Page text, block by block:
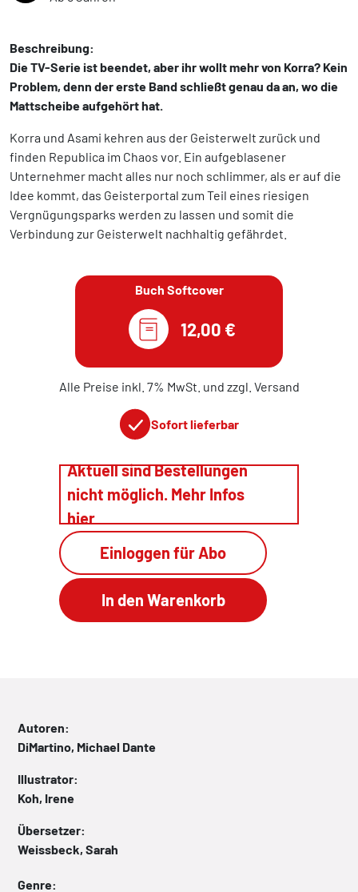
Beschreibung:
Die TV-Serie ist beendet, aber ihr wollt mehr von Korra? Kein
Problem, denn der erste Band schließt genau da an, wo die
Mattscheibe aufgehört hat.
Korra und Asami kehren aus der Geisterwelt zurück und
finden Republica im Chaos vor. Ein aufgeblasener
Unternehmer macht alles nur noch schlimmer, als er auf die
Idee kommt, das Geisterportal zum Teil eines riesigen
Vergnügungsparks werden zu lassen und somit die
Verbindung zur Geisterwelt nachhaltig gefährdet.
Buch Softcover
12,00 €
Alle Preise inkl. 7% MwSt. und zzgl. Versand
Sofort lieferbar
Aktuell sind Bestellungen
nicht möglich. Mehr Infos
hier
Einloggen für Abo
Autoren:
DiMartino, Michael Dante
Illustrator:
Koh, Irene
Übersetzer:
Weissbeck, Sarah
Genre: